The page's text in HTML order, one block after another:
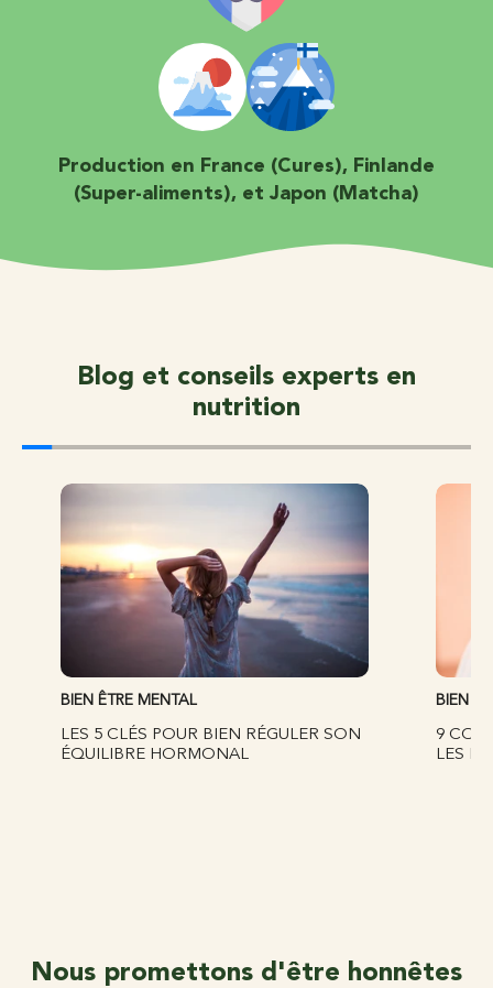
Production en France (Cures), Finlande
(Super-aliments), et Japon (Matcha)
Blog et conseils experts en
nutrition
BIEN ÊTRE MENTAL
LES 5 CLÉS POUR BIEN RÉGULER SON
ÉQUILIBRE HORMONAL
BIEN
9
LES
Nous promettons d'être honnêtes